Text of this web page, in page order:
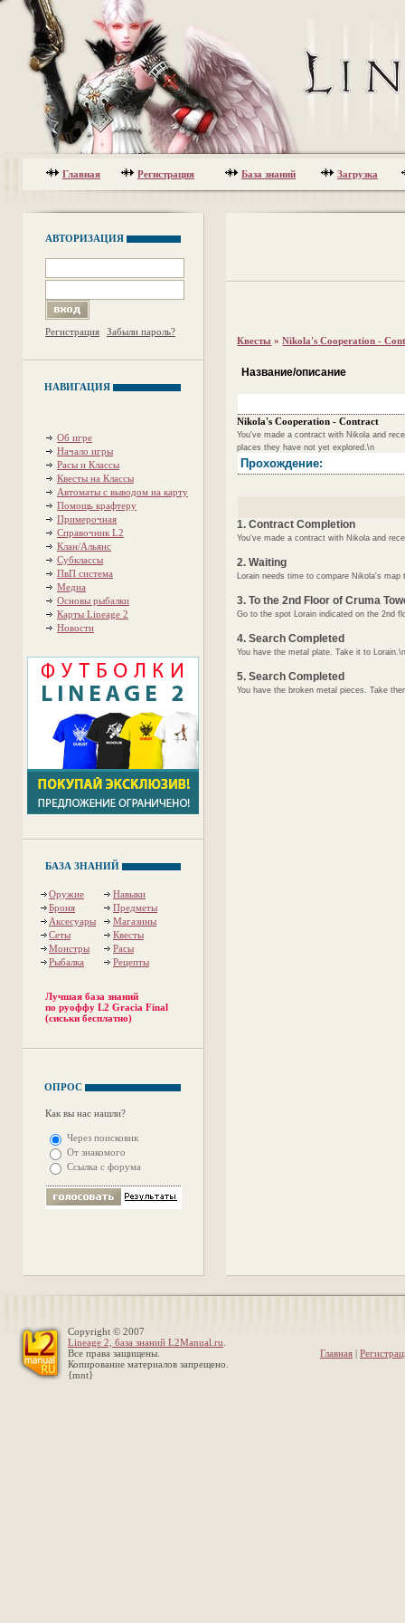
Главная Регистрация База знаний Загрузка
АВТОРИЗАЦИЯ
Регистрация Забыли пароль?
НАВИГАЦИЯ
Об игре
Начало игры
Расы и Классы
Квесты на Классы
Автоматы с выводом на карту
Помощь крафтеру
Примерочная
Справочник L2
Клан/Альянс
Субклассы
ПвП система
Медиа
Основы рыбалки
Карты Lineage 2
Новости
БАЗА ЗНАНИЙ
Оружие
Навыки
Броня
Предметы
Аксесуары
Магазины
Сеты
Квесты
Монстры
Расы
Рыбалка
Рецепты
Лучшая база знаний
по руоффу L2 Gracia Final
(сиськи бесплатно)
ОПРОС
Как вы нас нашли?
Через поисковик
От знакомого
Ссылка с форума
Квесты »Nikola's Cooperation -
Название/описание
Nikola's Cooperation - Contract
You've made a contract with Nikola and
places they have not yet explored.\n
Прохождение:
1. Contract Completion
You've made a contract with Nikola and
2. Waiting
Lorain needs time to compare Nikola's
3. To the 2nd Floor of Cruma
Go to the spot Lorain indicated on the 2nd
4. Search Completed
You have the metal plate. Take it to
5. Search Completed
You have the broken metal pieces. Take
Copyright © 2007
Lineage 2, база знаний L2Manual.ru
Все права защищены.
Копирование материалов запрещено.
{mnt}
Главная |